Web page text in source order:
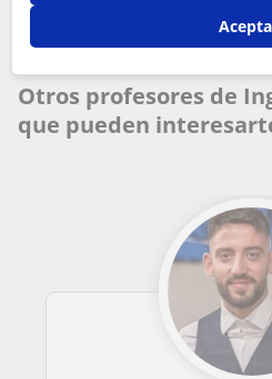
Inglés
clases de inglés, poseo nivel b2. se dan
Otros profesores de
que pueden